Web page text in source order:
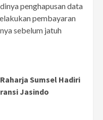
penghapusan data
pembayaran
sebelum jatuh
Sumsel Hadiri
Jasindo